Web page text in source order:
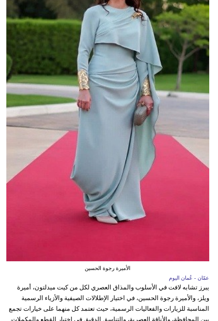
الأميرة رجوة الحسين
عمّان - عُمان اليوم
يبرز تشابه لافت في الأسلوب والمذاق العصري لكل من كيت ميدلتون، أميرة
ويلز، والأميرة رجوة الحسين، في اختيار الإطلالات الصيفية والأزياء الرسمية
المناسبة للزيارات والفعاليات الرسمية، حيث تعتمد كل منهما على خيارات تجمع
بين المحافظة، والأناقة العصرية، والتناسق الدقيق في اختيار القطع والمكملات.